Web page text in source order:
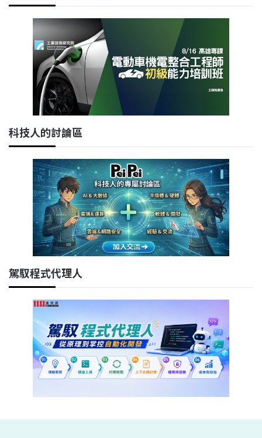
科技人的討論區
駕馭程式代理人